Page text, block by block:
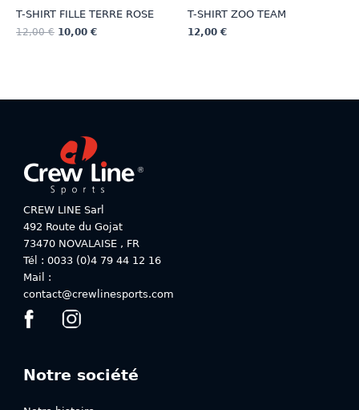
T-SHIRT FILLE TERRE ROSE
12,00€ 10,00 €
plusieurs
peuvent
être
page
T-SHIRT ZOO TEAM
12,00 €
plusieurs
CREW LINE Sarl
492 Route du Gojat
73470 NOVALAISE , FR
Tél : 0033 (0)4 79 44 12 16
Mail :
contact@crewlinesports.com
Notre société